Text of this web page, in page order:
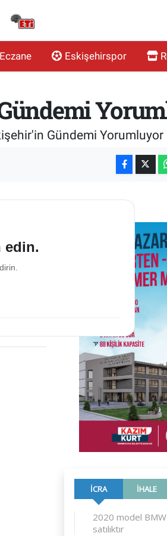
Eskişehirspor
Gündemi Yorumluyor
edin.